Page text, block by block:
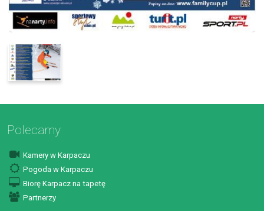
Polecamy
Kamery w Karpaczu
Pogoda w Karpaczu
Biorę Karpacz na tapetę
Partnerzy